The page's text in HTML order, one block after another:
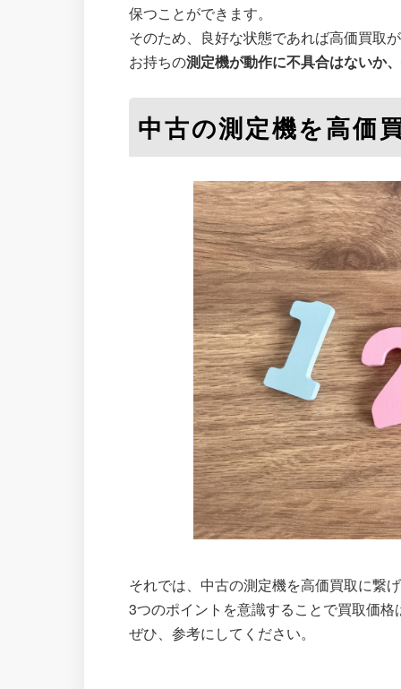
保つことができます。
そのため、良好な状態であれば高価買取
お持ちの測定機が動作に不具合はないか
中古の測定機を高価
それでは、中古の測定機を高価買取に繋
3つのポイントを意識することで買取価
ぜひ、参考にしてください。